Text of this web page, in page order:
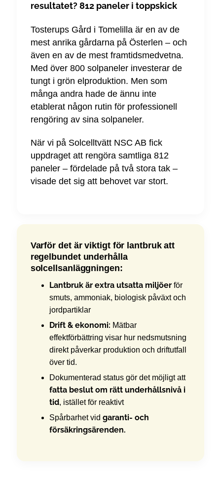
resultatet? 812 paneler i toppskick
Tosterups Gård i Tomelilla är en av de
mest anrika gårdarna på Österlen – och
även en av de mest framtidsmedvetna.
Med över 800 solpaneler investerar de
tungt i grön elproduktion. Men som
många andra hade de ännu inte
etablerat någon rutin för professionell
rengöring av sina solpaneler.
När vi på Solcelltvätt NSC AB fick
uppdraget att rengöra samtliga 812
paneler – fördelade på två stora tak –
visade det sig att behovet var stort.
Varför det är viktigt för lantbruk att
regelbundet underhålla
solcellsanläggningen:
Lantbruk är extra utsatta miljöerför
smuts, ammoniak, biologisk påväxt och
jordpartiklar
Drift & ekonomi: Mätbar
effektförbättring visar hur nedsmutsning
direkt påverkar produktion och driftutfall
över tid.
Dokumenterad status gör det möjligt att
fatta beslut om rätt underhållsnivå i
tid, istället för reaktivt
Spårbarhet vid garanti- och
försäkringsärenden.